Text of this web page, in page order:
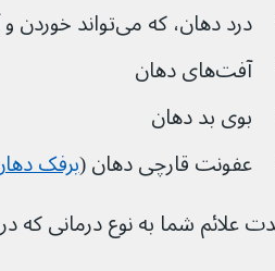
درد دهان، که می‌تواند خوردن و آشامیدن را دردناک کند
آفت‌های دهان
بوی بد دهان
عفونت قارچی دهان (برفک
علائم شما به نوع درمانی که دریافت